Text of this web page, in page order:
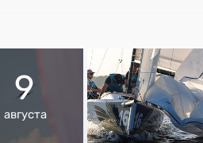
9
августа